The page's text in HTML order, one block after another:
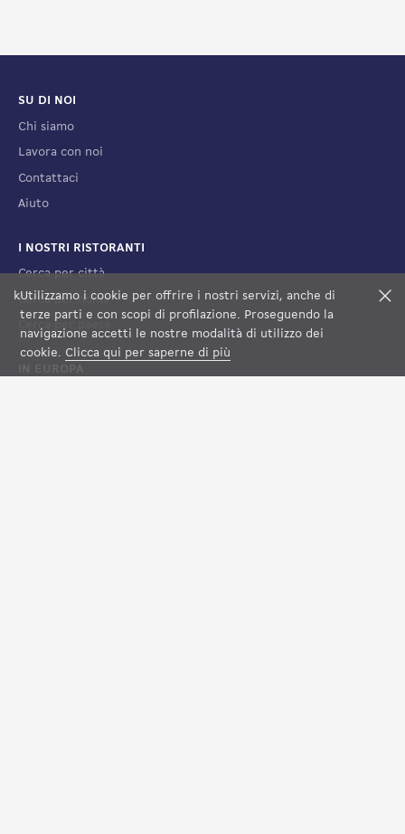
kUtilizzamo i cookie per offrire i nostri servizi, anche di
terze parti e con scopi di profilazione. Proseguendo la
navigazione accetti le nostre modalità di utilizzo dei
cookie. Clicca qui per saperne di più
FILTRI VEDI LA MAPPA
SU DI NOI
Chi siamo
Lavora con noi
Contattaci
Aiuto
I NOSTRI RISTORANTI
Cerca per città
Cerca per nome
Cerca per paese